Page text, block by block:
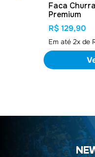
Faca
Premium
R$ 129,90
Em até 2x de